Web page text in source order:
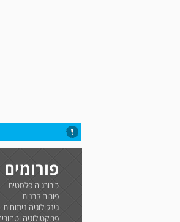
פורומים
כירורגיה פלסטית
פורום קרנית
גינקולוגיה ניתוחית
פרוקטולוגיה